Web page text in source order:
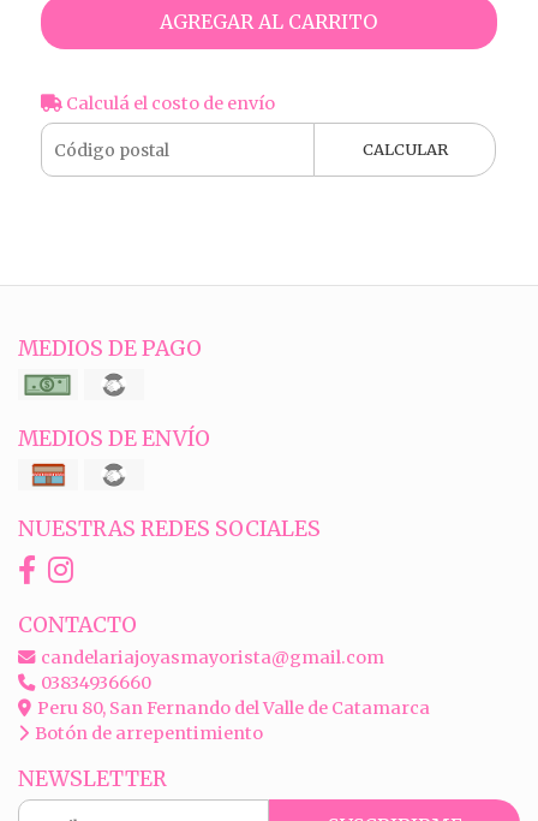
AGREGAR AL CARRITO
Calculá el costo de envío
CALCULAR
MEDIOS DE PAGO
MEDIOS DE ENVÍO
NUESTRAS REDES SOCIALES
CONTACTO
candelariajoyasmayorista@gmail.com
03834936660
Peru 80, San Fernando del Valle de Catamarca
Botón de arrepentimiento
NEWSLETTER